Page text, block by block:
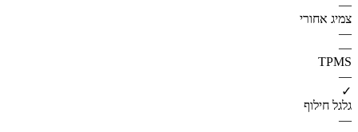
—
צמיג אחורי
—
—
TPMS
—
✓
גלגל חילוף
—